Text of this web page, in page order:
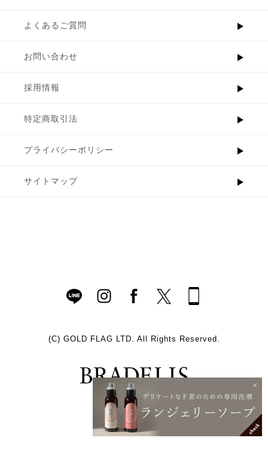
よくあるご質問
お問い合わせ
採用情報
特定商取引法
プライバシーポリシー
サイトマップ
(C) GOLD FLAG LTD. All Rights Reserved.